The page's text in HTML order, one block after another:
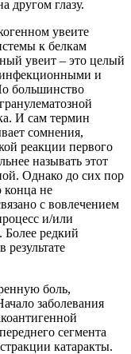
другом глазу.
увеите
к белкам
увеит – это целый
инфекционными и
большинство
И сам термин
сомнения,
реакции первого
называть этот
Однако до сих пор
конца не
с вовлечением
и/или
Более редкий
боль,
заболевания
сегмента
катаракты.